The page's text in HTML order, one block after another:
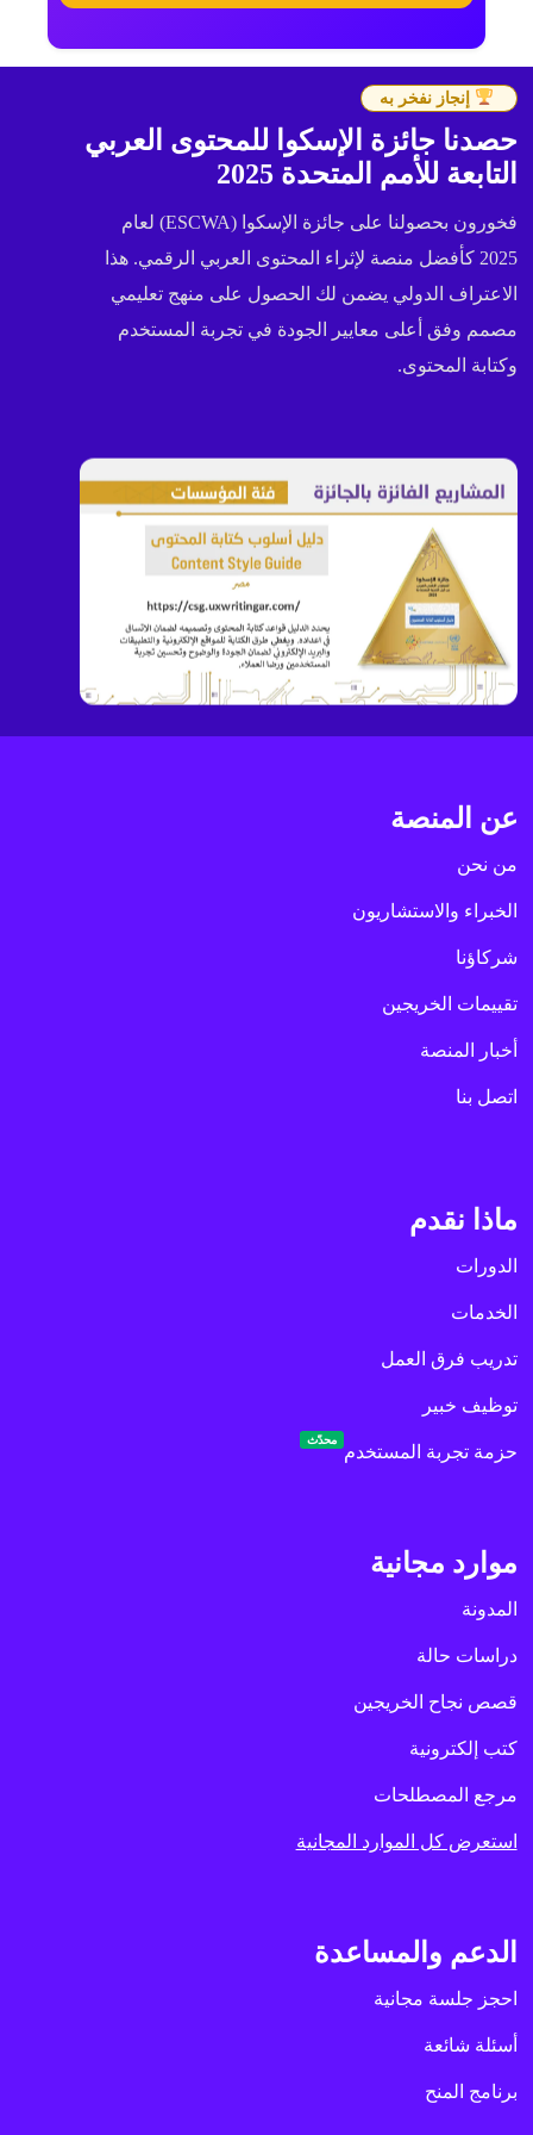
إنجاز نفخر به
حصدنا جائزة الإسكوا للمحتوى العربي
التابعة للأمم المتحدة 2025
فخورون بحصولنا على جائزة الإسكوا (ESCWA) لعام
2025 كأفضل منصة لإثراء المحتوى العربي الرقمي. هذا
الاعتراف الدولي يضمن لك الحصول على منهج تعليمي
مصمم وفق أعلى معايير الجودة في تجربة المستخدم
وكتابة المحتوى.
عن المنصة
من نحن
الخبراء والاستشاريون
شركاؤنا
تقييمات الخريجين
أخبار المنصة
اتصل بنا
ماذا نقدم
الدورات
الخدمات
تدريب فرق العمل
توظيف خبير
حزمة تجربة المستخدم
محدّث
موارد مجانية
المدونة
دراسات حالة
قصص نجاح الخريجين
كتب إلكترونية
مرجع المصطلحات
استعرض كل الموارد المجانية
الدعم والمساعدة
احجز جلسة مجانية
أسئلة شائعة
برنامج المنح